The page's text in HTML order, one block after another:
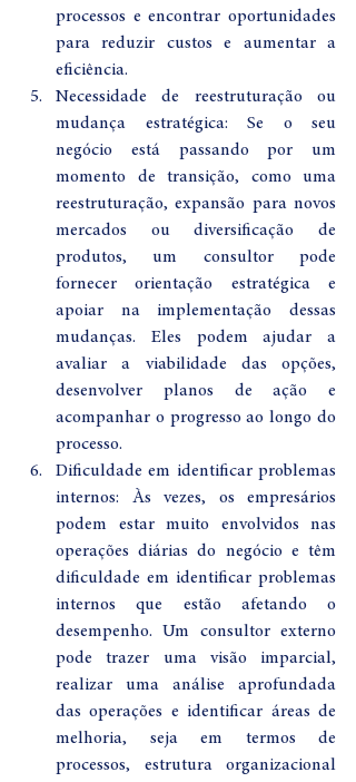
processos e encontrar oportunidades
para reduzir custos e aumentar a
eficiência.
Necessidade de reestruturação ou
mudança estratégica: Se o seu
negócio está passando por um
momento de transição, como uma
reestruturação, expansão para novos
mercados ou diversificação de
produtos, um consultor pode
fornecer orientação estratégica e
apoiar na implementação dessas
mudanças. Eles podem ajudar a
avaliar a viabilidade das opções,
desenvolver planos de ação e
acompanhar o progresso ao longo do
processo.
Dificuldade em identificar problemas
internos: Às vezes, os empresários
podem estar muito envolvidos nas
operações diárias do negócio e têm
dificuldade em identificar problemas
internos que estão afetando o
desempenho. Um consultor externo
pode trazer uma visão imparcial,
realizar uma análise aprofundada
das operações e identificar áreas de
melhoria, seja em termos de
processos, estrutura organizacional